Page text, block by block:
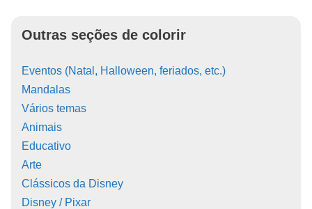
Outras seções de colorir
Eventos (Natal, Halloween, feriados, etc.)
Mandalas
Vários temas
Animais
Educativo
Arte
Clássicos da Disney
Disney / Pixar